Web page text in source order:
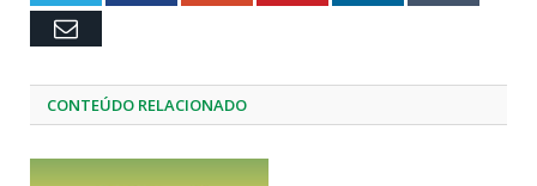
Email
CONTEÚDO RELACIONADO